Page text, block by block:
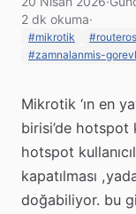
2 dk okuma·
#mikrotik #routeros
#zamnalanmis-
Mikrotik ‘ın en
birisi’de hotspot
hotspot
kapatılması
doğabiliyor. bu